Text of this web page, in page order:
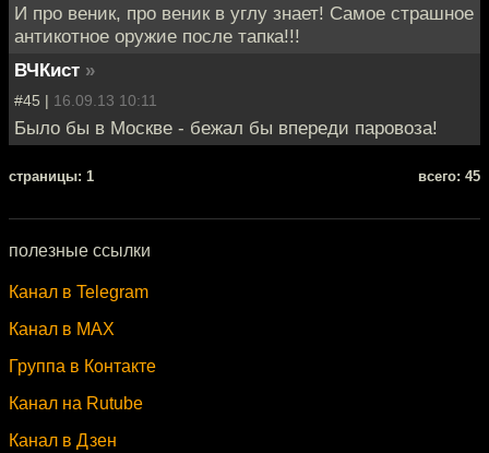
И про веник, про веник в углу знает! Самое страшное
антикотное оружие после тапка!!!
ВЧКист »
#45 | 16.09.13 10:11
Было бы в Москве - бежал бы впереди паровоза!
cтраницы: 1 всего: 45
полезные ссылки
Канал в Telegram
Канал в MAX
Группа в Контакте
Канал на Rutube
Канал в Дзен